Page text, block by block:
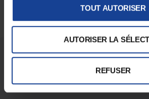
TOUT AUTORISER
AUTORISER LA
REFUSER